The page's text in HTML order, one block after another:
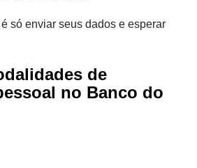
só enviar seus dados e esperar
de
no Banco do